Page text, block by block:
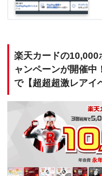
楽天カードの10,000
ャンペーンが開催中
で【超超超激レアイ